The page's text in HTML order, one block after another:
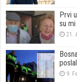
Prvi
su mi
21.
9.